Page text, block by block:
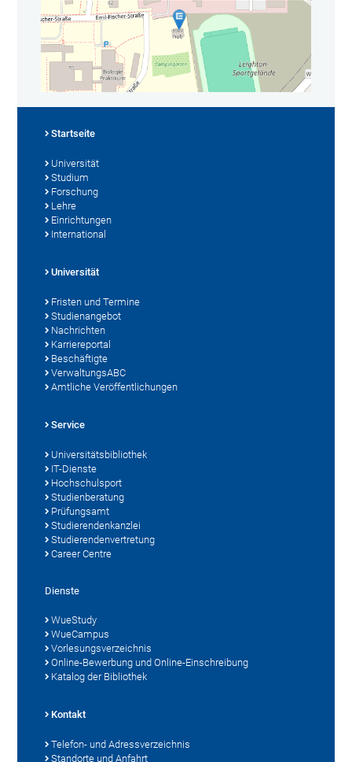
Startseite
Universität
Studium
Forschung
Lehre
Einrichtungen
International
Universität
Fristen und Termine
Studienangebot
Nachrichten
Karriereportal
Beschäftigte
VerwaltungsABC
Amtliche Veröffentlichungen
Service
Universitätsbibliothek
IT-Dienste
Hochschulsport
Studienberatung
Prüfungsamt
Studierendenkanzlei
Studierendenvertretung
Career Centre
Dienste
WueStudy
WueCampus
Vorlesungsverzeichnis
Online-Bewerbung und Online-Einschreibung
Katalog der Bibliothek
Kontakt
Telefon- und Adressverzeichnis
Standorte und Anfahrt